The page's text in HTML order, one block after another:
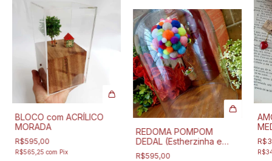
BLOCO com ACRÍLICO
MORADA
R$595,00
R$565,25com Pix
REDOMA POMPOM
DEDAL (Estherzinha e
Clovis)
R$595,00